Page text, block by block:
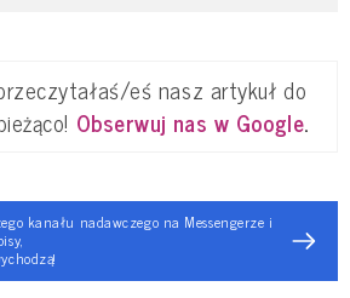
eś nasz artykuł do
Obserwuj nas w Google.
kanału nadawczego na Messengerze i